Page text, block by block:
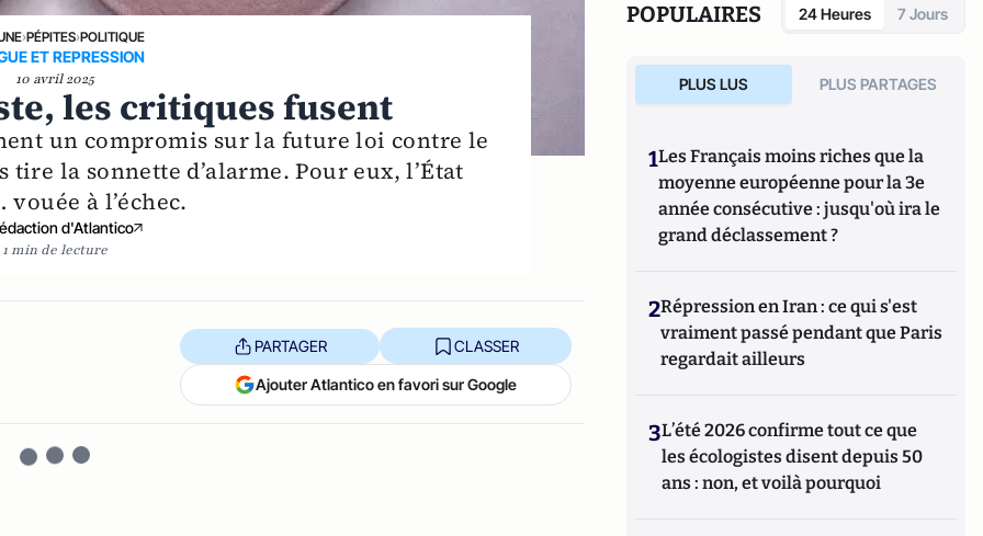
›PÉPITES›POLITIQUE
ET REPRESSION
10 avril 2025
les critiques fusent
un compromis sur la future loi contre le
la sonnette d’alarme. Pour eux, l’État
à l’échec.
d'Atlantico
1 min de lecture
PARTAGER CLASSER
Ajouter Atlantico en favori sur Google
POPULAIRES 24 Heures 7 Jours
PLUS LUS PLUS PARTAGES
1Les Français moins riches que la
moyenne européenne pour la 3e
année consécutive : jusqu'où ira le
grand déclassement ?
2Répression en Iran : ce qui s'est
vraiment passé pendant que Paris
regardait ailleurs
3L’été 2026 confirme tout ce que
les écologistes disent depuis 50
ans : non, et voilà pourquoi